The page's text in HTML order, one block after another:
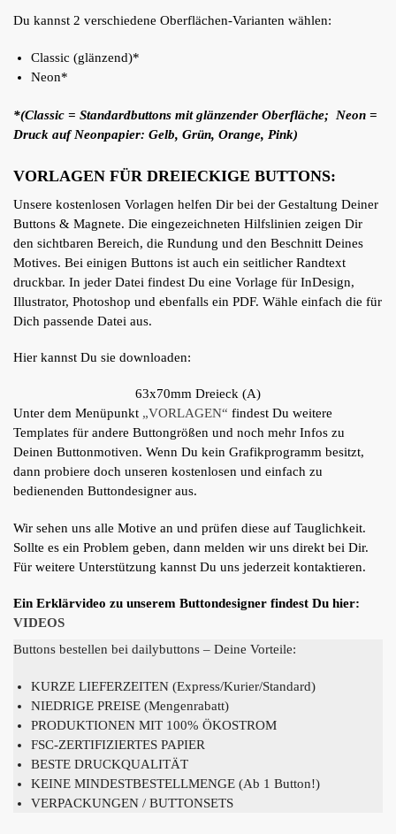
Du kannst 2 verschiedene Oberflächen-Varianten wählen:
Classic (glänzend)*
Neon*
*(Classic = Standardbuttons mit glänzender Oberfläche; Neon =
Druck auf Neonpapier: Gelb, Grün, Orange, Pink)
VORLAGEN FÜR DREIECKIGE BUTTONS:
Unsere kostenlosen Vorlagen helfen Dir bei der Gestaltung Deiner
Buttons & Magnete. Die eingezeichneten Hilfslinien zeigen Dir
den sichtbaren Bereich, die Rundung und den Beschnitt Deines
Motives. Bei einigen Buttons ist auch ein seitlicher Randtext
druckbar. In jeder Datei findest Du eine Vorlage für InDesign,
Illustrator, Photoshop und ebenfalls ein PDF. Wähle einfach die für
Dich passende Datei aus.
Hier kannst Du sie downloaden:
63x70mm Dreieck (A)
Unter dem Menüpunkt „VORLAGEN“ findest Du weitere
Templates für andere Buttongrößen und noch mehr Infos zu
Deinen Buttonmotiven. Wenn Du kein Grafikprogramm besitzt,
dann probiere doch unseren kostenlosen und einfach zu
bedienenden Buttondesigner aus.
Wir sehen uns alle Motive an und prüfen diese auf Tauglichkeit.
Sollte es ein Problem geben, dann melden wir uns direkt bei Dir.
Für weitere Unterstützung kannst Du uns jederzeit kontaktieren.
Ein Erklärvideo zu unserem Buttondesigner findest Du hier:
VIDEOS
Buttons bestellen bei dailybuttons – Deine Vorteile:
KURZE LIEFERZEITEN (Express/Kurier/Standard)
NIEDRIGE PREISE (Mengenrabatt)
PRODUKTIONEN MIT 100% ÖKOSTROM
FSC-ZERTIFIZIERTES PAPIER
BESTE DRUCKQUALITÄT
KEINE MINDESTBESTELLMENGE (Ab 1 Button!)
VERPACKUNGEN / BUTTONSETS